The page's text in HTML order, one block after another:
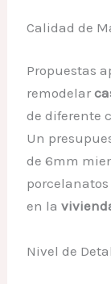
Calidad de
Propuestas
remodelar
de diferente
Un
de 6mm
en la
Nivel de